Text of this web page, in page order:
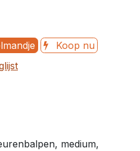
Koop nu
medium,